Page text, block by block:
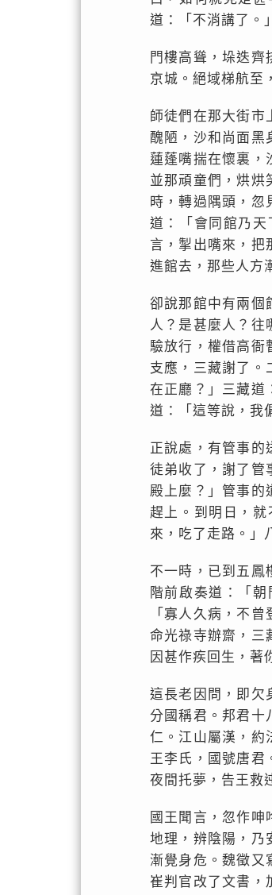
道：「不消講了。
門樓高聳，垛迭齊
京城。絕域梯航至
師徒們在那大街市
醜陋，沙和尚面黑
蓮蓬嘴揣在懷裏，
並那頑童們，烘烘
時，轉過隅頭，忽
道：「會同館乃
言，掣出嘴來，把
進館去，那些人方
卻說那館中有兩個
人？是甚麼人？往
驗放行，權借高衙
支應，三藏謝了。
在正廳？」三藏道
道：「這等說，我
正說處，有管事的
徒弟收了，謝了管
殿上麼？」管事的
趕上。到明日，
來，吃了走路。」
不一時，已到五鳳
階前啟奏道：「
「寡人久病，不
命光祿寺辦齋，三
因甚作疾回生，著
這長老因問，即欠
分國稱君。邦君十
仁。江山屬漢，約
王李氏，國號唐君
夜間托夢，告王救
國王聞言，忽作
地理，辨陰陽，乃
漸覺身危。魏徵又
崔判官改了文書，